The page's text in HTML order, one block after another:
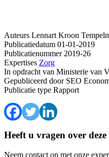
Auteurs Lennart Kroon
Publicatiedatum 01-01-2019
Publicatienummer2019-26
Expertises Zorg
In opdracht van Ministerie van
Gepubliceerd doorSEO
Publicatie type Rapport
Heeft u vragen over
Neem contact op met onze